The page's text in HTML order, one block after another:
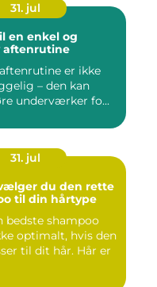
31. jul
en enkel og
aftenrutine
er ikke
– den kan
underværker fo...
31. jul
du den rette
til din hårtype
bedste shampoo
optimalt, hvis den
til dit hår. Hår er